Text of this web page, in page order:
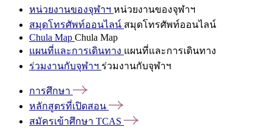
หน่วยงานของจุฬาฯ หน่วยงานของจุฬาฯ
สมุดโทรศัพท์ออนไลน์ สมุดโทรศัพท์ออนไลน์
Chula Map Chula Map
แผนที่และการเดินทาง แผนที่และการเดินทาง
ร่วมงานกับจุฬาฯ ร่วมงานกับจุฬาฯ
การศึกษา
หลักสูตรที่เปิดสอน
สมัครเข้าศึกษา TCAS